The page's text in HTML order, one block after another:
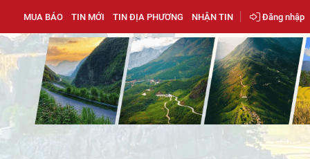
MUA BÁO TIN MỚI TIN ĐỊA PHƯƠNG NHẬN TIN Đăng nhập